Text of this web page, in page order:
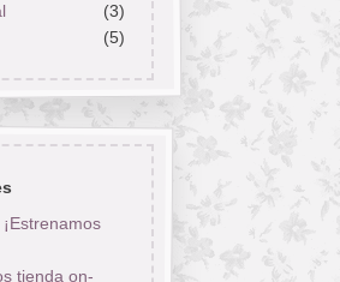
(3)
(5)
¡Estrenamos
tienda on-